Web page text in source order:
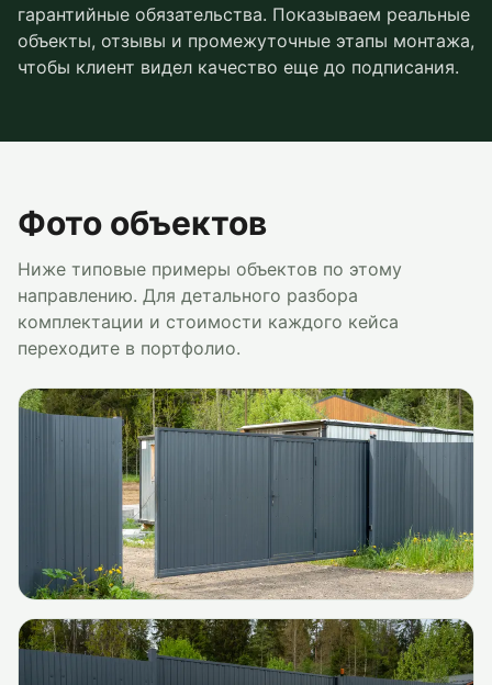
гарантийные обязательства. Показываем реальные
объекты, отзывы и промежуточные этапы монтажа,
чтобы клиент видел качество еще до подписания.
Фото объектов
Ниже типовые примеры объектов по этому
направлению. Для детального разбора
комплектации и стоимости каждого кейса
переходите в портфолио.